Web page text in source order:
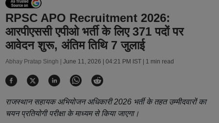
RPSC APO Recruitment 2026:
आरपीएससी एपीओ भर्ती के लिए 371 पदों पर
आवेदन शुरू, अंतिम तिथि 7 जुलाई
Abhay Pratap Singh | June 11, 2026 | 04:21 PM IST| 1 min read
राजस्थान सहायक अभियोजन अधिकारी 2026 भर्ती के तहत उम्मीदवारों का
चयन प्रतियोगी परीक्षा के माध्यम से किया जाएगा।